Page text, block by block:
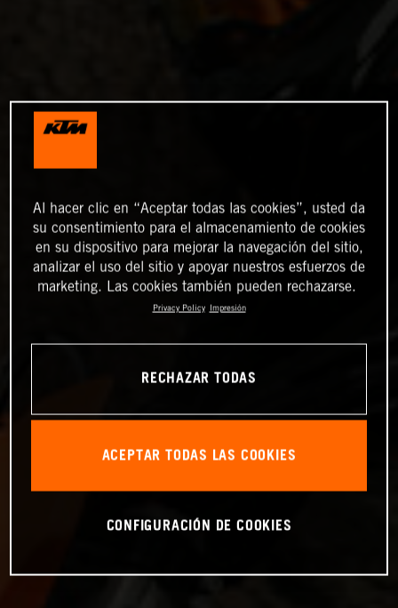
Al hacer clic en “Aceptar todas las cookies”, usted da
su consentimiento para el almacenamiento de cookies
en su dispositivo para mejorar la navegación del sitio,
analizar el uso del sitio y apoyar nuestros esfuerzos de
marketing. Las cookies también pueden rechazarse.
Privacy Policy Impresión
RECHAZAR TODAS
ACEPTAR TODAS LAS COOKIES
CONFIGURACIÓN DE COOKIES